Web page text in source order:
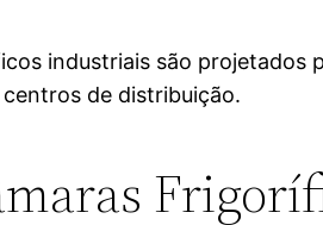
industriais são projetados
de distribuição.